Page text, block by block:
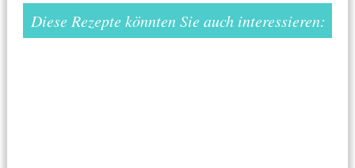
Diese Rezepte könnten Sie auch interessieren: